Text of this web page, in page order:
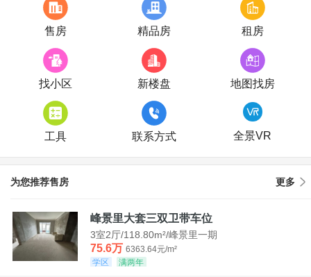
售房 精品房 租房
找小区 新楼盘 地图找房
工具 联系方式 全景VR
为您推荐售房 更多
峰景里大套三双卫带车位
3室2厅/118.80m²/峰景里一期
75.6万 6363.64元/m²
学区
满两年